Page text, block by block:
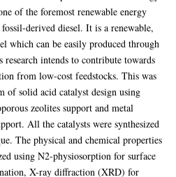
of the foremost renewable energy
derived diesel. It is a renewable,
which can be easily produced through
intends to contribute towards
from low-cost feedstocks. This was
of solid acid catalyst design using
zeolites support and metal
All the catalysts were synthesized
The physical and chemical properties
using N2-physiosorption for surface
X-ray diffraction (XRD) for